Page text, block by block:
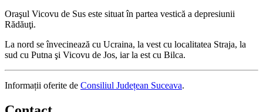
Oraşul Vicovu de Sus este situat în partea vestică a depresiunii
Rădăuţi.
La nord se învecinează cu Ucraina, la vest cu localitatea Straja, la
sud cu Putna şi Vicovu de Jos, iar la est cu Bilca.
Informații oferite de Consiliul Județean Suceava.